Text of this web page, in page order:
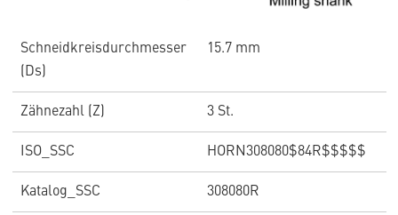
Schneidkreisdurchmesser
(Ds)
15.7 mm
Zähnezahl (Z) 3 St.
ISO_SSC HORN308080$84R$$$$$
Katalog_SSC 308080R